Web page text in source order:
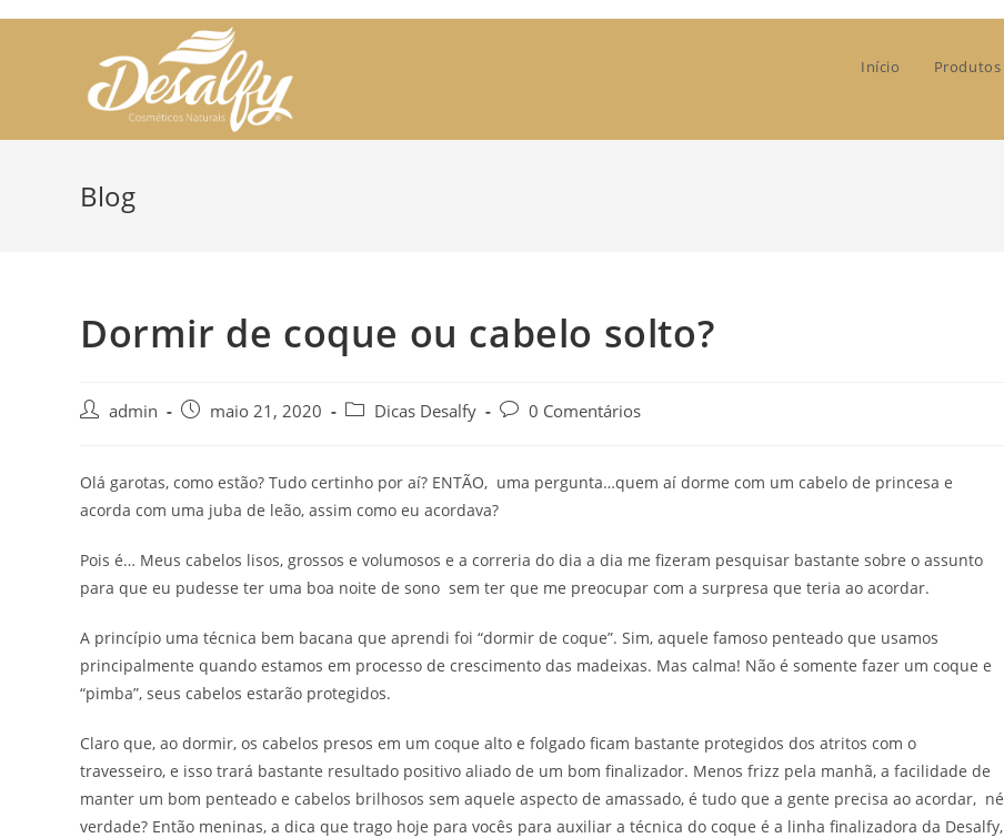
Início Produtos
Blog
Dormir de coque ou cabelo solto?
Postadmin
Post maio 21, 2020
Post Dicas Desalfy
Post0 Comentários
Olá garotas, como estão? Tudo certinho por aí? ENTÃO, uma pergunta…quem aí dorme com um cabelo de princesa e
acorda com uma juba de leão, assim como eu acordava?
Pois é… Meus cabelos lisos, grossos e volumosos e a correria do dia a dia me fizeram pesquisar bastante sobre o assunto
para que eu pudesse ter uma boa noite de sono sem ter que me preocupar com a surpresa que teria ao acordar.
A princípio uma técnica bem bacana que aprendi foi “dormir de coque”. Sim, aquele famoso penteado que usamos
principalmente quando estamos em processo de crescimento das madeixas. Mas calma! Não é somente fazer um coque e
“pimba”, seus cabelos estarão protegidos.
Claro que, ao dormir, os cabelos presos em um coque alto e folgado ficam bastante protegidos dos atritos com o
travesseiro, e isso trará bastante resultado positivo aliado de um bom finalizador. Menos frizz pela manhã, a facilidade de
manter um bom penteado e cabelos brilhosos sem aquele aspecto de amassado, é tudo que a gente precisa ao acordar, né
verdade? Então meninas, a dica que trago hoje para vocês para auxiliar a técnica do coque é a linha finalizadora da Desalfy,